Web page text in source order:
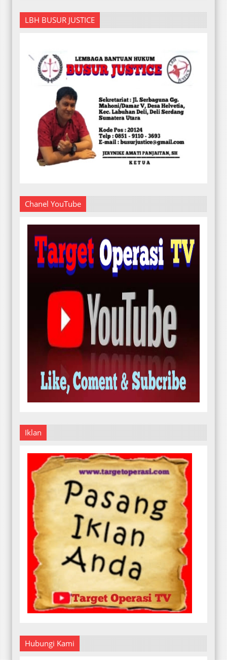
LBH BUSUR JUSTICE
Chanel YouTube
Iklan
Hubungi Kami